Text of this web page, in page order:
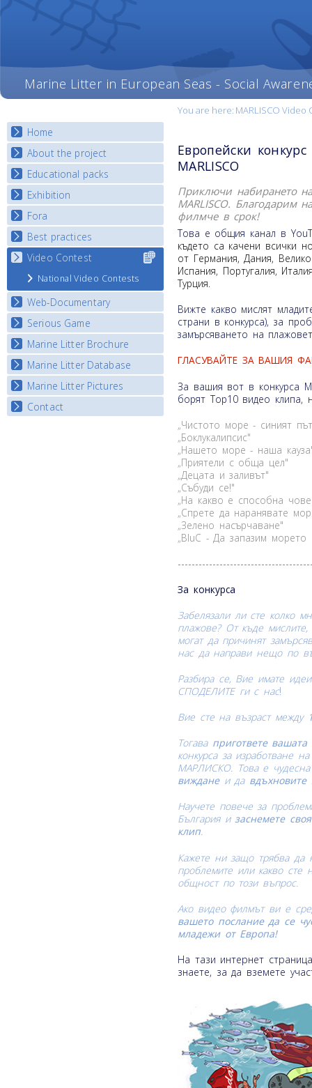
Marine Litter in European Seas - Social
You are here: MARLISCO Video
Home
About the project
Objectives
Deliverables
Partners
News
Educational packs
E-learning course round I
E-learning course round II
E-learning course round III
E-learning course round IV
Exhibition
National Exhibitions
Exhibition Journey Map
Fora
National Fora Outcomes
Best practices
Best Practice Guide
Map Overview
Listview
Video Contest
National Video Contests
Web-Documentary
Watch Troubled Waters
Serious Game
Start the game
Marine Litter Brochure
Marine Litter Database
Marine Litter Pictures
Contact
Select content
for your
country
Европейски
MARLISCO
Приключи набирането
MARLISCO. Благодарим
филмче в срок!
Тoва е общия канал в
където са качени всички
от Германия, Дания,
Испания, Португалия,
Турция.
Вижте какво мислят
страни в конкурса), за
замърсяването на
ГЛАСУВАЙТЕ ЗА ВАШИЯ
За вашия вот в конкурса
борят Top10 видео клипа,
„Чистото море - синият
„Боклукалипсис"
„Нашето море - наша
„Приятели с обща цел"
„Децата и заливът"
„Събуди се!"
„На какво е способна
„Спрете да наранявате
„Зелено насърчаване"
„BluC - Да запазим морето
За конкурса
Забелязали ли сте колко
плажове? От къде
могат да причинят
нас да направи нещо по
Разбира се, Вие имате
СПОДЕЛИТЕ ги с нас!
Вие сте на възраст между
Тогава пригответе вашата
конкурса за изработване
МАРЛИСКО. Това е
вижданеи да вдъхновите
Научете повече за
България изаснеметесвоя
клип.
Кажете ни защо трябва да
проблемите или какво
общност по този въпрос.
Ако видео филмът ви е
вашето послание да се
младежи от Европа!
На тази интернет
знаете, за да вземете